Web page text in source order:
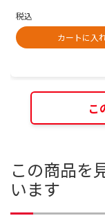
税込
カートに入
こ
この商品を
います